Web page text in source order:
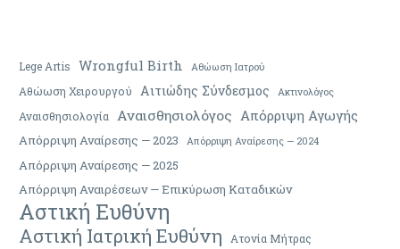
Lege Artis Wrongful Birth Αθώωση Ιατρού
Αθώωση Χειρουργού Αιτιώδης Σύνδεσμος Ακτινολόγος
Αναισθησιολογία Αναισθησιολόγος Απόρριψη Αγωγής
Απόρριψη Αναίρεσης — 2023 Απόρριψη Αναίρεσης — 2024
Απόρριψη Αναίρεσης — 2025
Απόρριψη Αναιρέσεων — Επικύρωση Καταδικών
Αστική Ευθύνη
Αστική Ιατρική Ευθύνη
Ατονία Μήτρας